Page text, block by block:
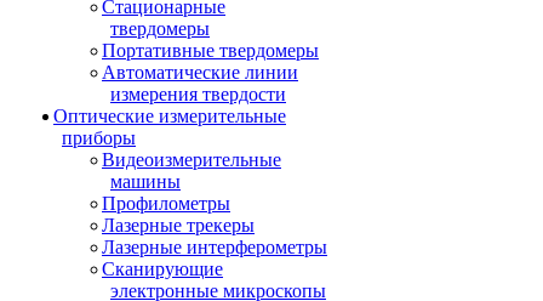
Стационарные
твердомеры
Портативные твердомеры
Автоматические линии
измерения твердости
Оптические измерительные
приборы
Видеоизмерительные
машины
Профилометры
Лазерные трекеры
Лазерные интерферометры
Сканирующие
электронные микроскопы